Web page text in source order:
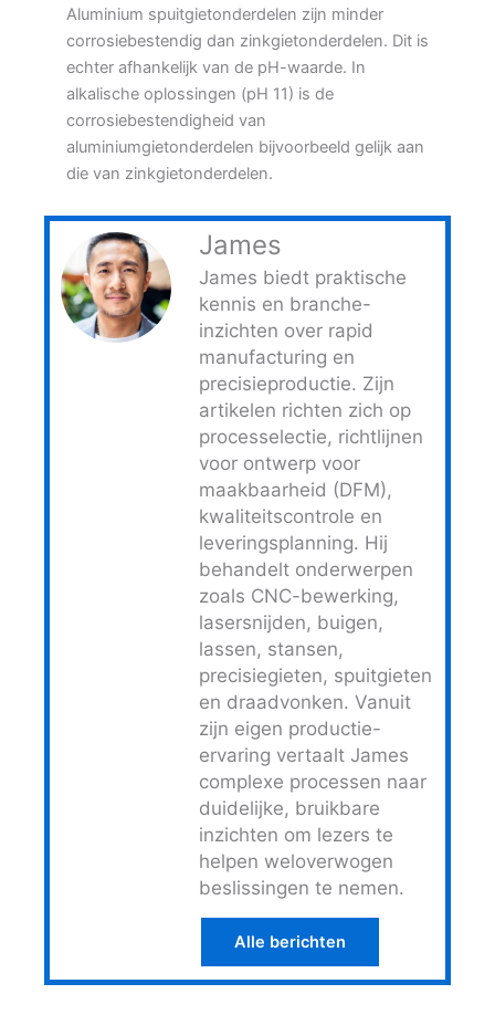
Aluminium spuitgietonderdelen zijn minder
corrosiebestendig dan zinkgietonderdelen. Dit is
echter afhankelijk van de pH-waarde. In
alkalische oplossingen (pH 11) is de
corrosiebestendigheid van
aluminiumgietonderdelen bijvoorbeeld gelijk aan
die van zinkgietonderdelen.
James
James biedt praktische
kennis en branche-
inzichten over rapid
manufacturing en
precisieproductie. Zijn
artikelen richten zich op
processelectie, richtlijnen
voor ontwerp voor
maakbaarheid (DFM),
kwaliteitscontrole en
leveringsplanning. Hij
behandelt onderwerpen
zoals CNC-bewerking,
lasersnijden, buigen,
lassen, stansen,
precisiegieten, spuitgieten
en draadvonken. Vanuit
zijn eigen productie-
ervaring vertaalt James
complexe processen naar
duidelijke, bruikbare
inzichten om lezers te
helpen weloverwogen
beslissingen te nemen.
Alle berichten